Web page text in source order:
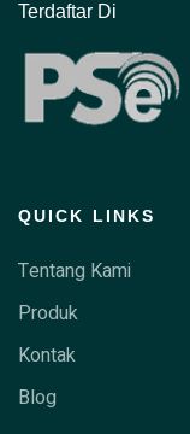
Terdaftar Di
QUICK LINKS
Tentang Kami
Produk
Kontak
Blog